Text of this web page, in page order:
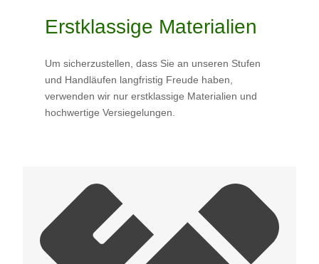
Erstklassige Materialien
Um sicherzustellen, dass Sie an unseren Stufen
und Handläufen langfristig Freude haben,
verwenden wir nur erstklassige Materialien und
hochwertige Versiegelungen.